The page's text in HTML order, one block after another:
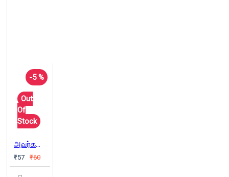
-5 %
Out
Of
Stock
அவர்களால் நம்மைக் காப்பாற்ற முடியும்
₹57 ₹60